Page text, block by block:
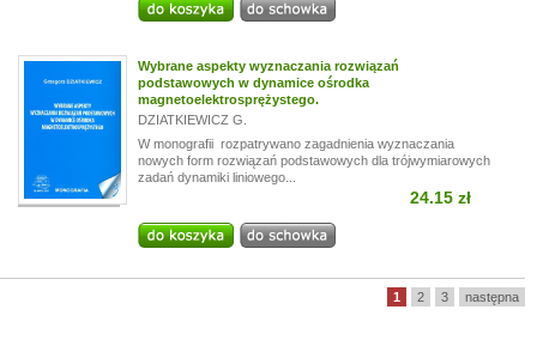
Wybrane aspekty wyznaczania rozwiązań
podstawowych w dynamice ośrodka
magnetoelektrosprężystego.
DZIATKIEWICZ G.
W monografii rozpatrywano zagadnienia wyznaczania
nowych form rozwiązań podstawowych dla trójwymiarowych
zadań dynamiki liniowego...
24.15 zł
1 2 3 następna